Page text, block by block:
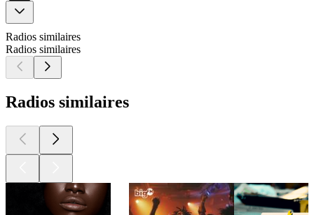
Radios similaires
Radios similaires
Radios similaires